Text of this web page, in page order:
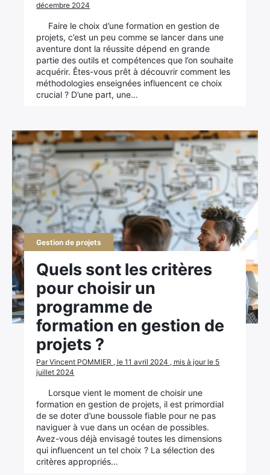
décembre 2024
Faire le choix d’une formation en gestion de
projets, c’est un peu comme se lancer dans une
aventure dont la réussite dépend en grande
partie des outils et compétences que l’on souhaite
acquérir. Êtes-vous prêt à découvrir comment les
méthodologies enseignées influencent ce choix
crucial ? D’une part, une…
Gestion de projets
Quels sont les critères
pour choisir un
programme de
formation en gestion de
projets ?
Par Vincent POMMIER , le 11 avril 2024 , mis à jour le 5
juillet 2024
Lorsque vient le moment de choisir une
formation en gestion de projets, il est primordial
de se doter d’une boussole fiable pour ne pas
naviguer à vue dans un océan de possibles.
Avez-vous déjà envisagé toutes les dimensions
qui influencent un tel choix ? La sélection des
critères appropriés…